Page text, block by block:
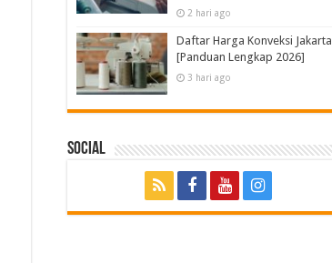
2 hari ago
Daftar Harga Konveksi Jakarta
[Panduan Lengkap 2026]
3 hari ago
Social